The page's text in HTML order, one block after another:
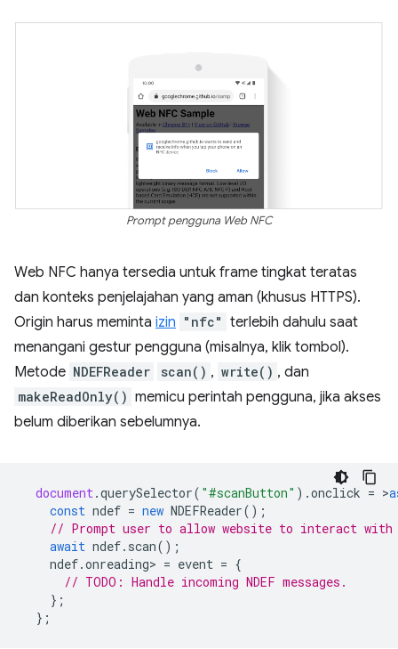
Prompt pengguna Web NFC
Web NFC hanya tersedia untuk frame tingkat teratas
dan konteks penjelajahan yang aman (khusus HTTPS).
Origin harus meminta izin "nfc" terlebih dahulu saat
menangani gestur pengguna (misalnya, klik tombol).
Metode NDEFReader scan() , write() , dan
makeReadOnly() memicu perintah pengguna, jika akses
belum diberikan sebelumnya.
document.querySelector( "#scanButton" ).onclick = >
const ndef = new NDEFReader();
// Prompt user to allow website to interact with
await ndef. scan();
ndef.onreading> = event = {
// TODO: Handle incoming NDEF messages.
};
};